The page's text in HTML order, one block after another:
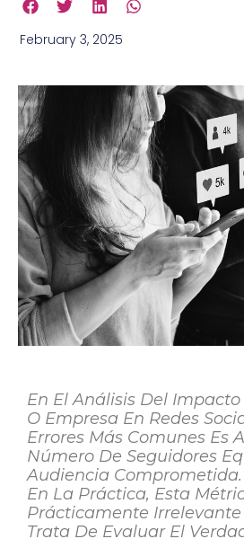
February 3, 2025
En El Análisis Del
O Empresa En Redes
Errores Más Comunes Es
Número De Seguidores
Audiencia
En La Práctica, Esta
Prácticamente Irrelevante
Trata De Evaluar El